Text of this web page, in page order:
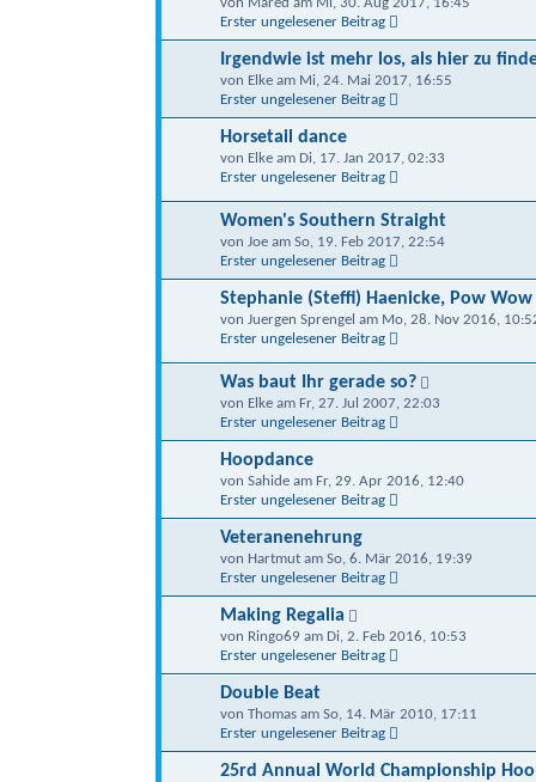
Erster ungelesener Beitrag
Irgendwie ist mehr los, als hier zu
von Elke am Mi, 24. Mai 2017, 16:55
Erster ungelesener Beitrag
Horsetail dance
von Elke am Di, 17. Jan 2017, 02:33
Erster ungelesener Beitrag
Women's Southern Straight
von Joe am So, 19. Feb 2017, 22:54
Erster ungelesener Beitrag
Stephanie (Steffi) Haenicke, Pow Wow
von Juergen Sprengel am Mo, 28. Nov 2016,
Erster ungelesener Beitrag
Was baut Ihr gerade so?
von Elke am Fr, 27. Jul 2007, 22:03
Erster ungelesener Beitrag
Hoopdance
von Sahide am Fr, 29. Apr 2016, 12:40
Erster ungelesener Beitrag
Veteranenehrung
von Hartmut am So, 6. Mär 2016, 19:39
Erster ungelesener Beitrag
Making Regalia
von Ringo69 am Di, 2. Feb 2016, 10:53
Erster ungelesener Beitrag
Double Beat
von Thomas am So, 14. Mär 2010, 17:11
Erster ungelesener Beitrag
25rd Annual World Championship